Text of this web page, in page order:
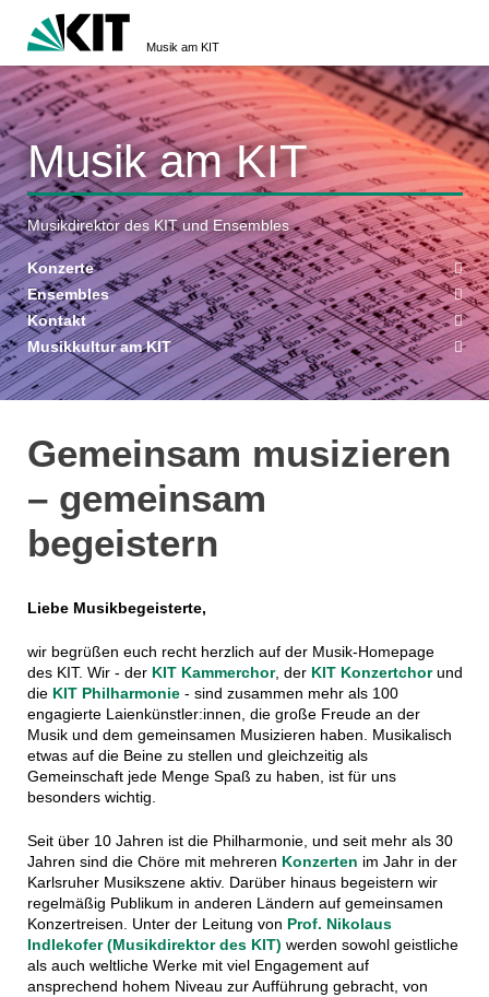
Musik am KIT
Musik am KIT
Musikdirektor des KIT und Ensembles
Konzerte
Ensembles
Kontakt
Musikkultur am KIT
Gemeinsam musizieren
– gemeinsam
begeistern
Liebe Musikbegeisterte,
wir begrüßen euch recht herzlich auf der Musik-Homepage
des KIT. Wir - der KIT Kammerchor, der KIT Konzertchorund
die KIT Philharmonie- sind zusammen mehr als 100
engagierte Laienkünstler:innen, die große Freude an der
Musik und dem gemeinsamen Musizieren haben. Musikalisch
etwas auf die Beine zu stellen und gleichzeitig als
Gemeinschaft jede Menge Spaß zu haben, ist für uns
besonders wichtig.
Seit über 10 Jahren ist die Philharmonie, und seit mehr als 30
Jahren sind die Chöre mit mehreren Konzerten im Jahr in der
Karlsruher Musikszene aktiv. Darüber hinaus begeistern wir
regelmäßig Publikum in anderen Ländern auf gemeinsamen
Konzertreisen. Unter der Leitung von Prof. Nikolaus
Indlekofer (Musikdirektor des KIT) werden sowohl geistliche
als auch weltliche Werke mit viel Engagement auf
ansprechend hohem Niveau zur Aufführung gebracht, von